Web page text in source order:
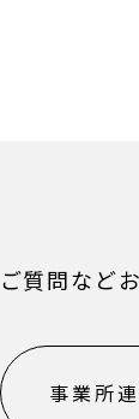
ご質問など
事業所